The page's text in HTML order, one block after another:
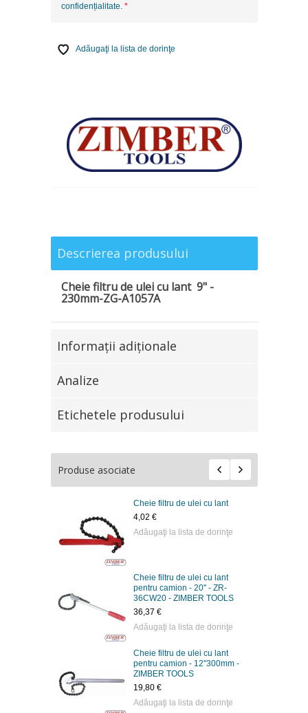
confidențialitate
Adăugaţi la lista de dorinţe
Descrierea produsului
Cheie filtru de ulei cu lant 9" -
230mm-ZG-A1057A
Informaţii adiţionale
Analize
Etichetele produsului
Produse asociate
Cheie filtru de ulei cu lant
4,02 €
Adăugaţi la lista de dorinţe
Cheie filtru de ulei cu lant
pentru camion - 20'' - ZR-
36CW20 - ZIMBER TOOLS
36,37 €
Adăugaţi la lista de dorinţe
Cheie filtru de ulei cu lant
pentru camion - 12''300mm -
ZIMBER TOOLS
19,80 €
Adăugaţi la lista de dorinţe